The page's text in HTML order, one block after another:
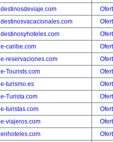
destinosdeviaje.com
destinosvacacionales.com
destinosyhoteles.com
e-caribe.com
e-reservaciones.com
e-Tourists.com
e-turismo.es
e-Turista.com
e-turistas.com
e-viajeros.com
enhoteles.com